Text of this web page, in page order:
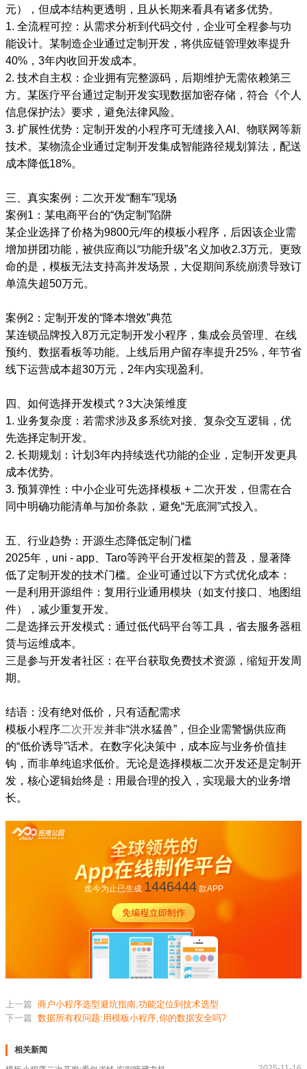
元），但成本结构更透明，且从长期来看具有诸多优势。
1. 全流程可控：从需求分析到代码交付，企业可全程参与功
能设计。某制造企业通过定制开发，将供应链管理效率提升
40%，3年内收回开发成本。
2. 技术自主权：企业拥有完整源码，后期维护无需依赖第三
方。某医疗平台通过定制开发实现数据加密存储，符合《个人
信息保护法》要求，避免法律风险。
3. 扩展性优势：定制开发的小程序可无缝接入AI、物联网等新
技术。某物流企业通过定制开发集成智能路径规划算法，配送
成本降低18%。
三、真实案例：二次开发“翻车”现场
案例1：某电商平台的“伪定制”陷阱
某企业选择了价格为9800元/年的模板小程序，后因该企业需
增加拼团功能，被供应商以“功能升级”名义加收2.3万元。更致
命的是，模板无法支持高并发场景，大促期间系统崩溃导致订
单流失超50万元。
案例2：定制开发的“降本增效”典范
某连锁品牌投入8万元定制开发小程序，集成会员管理、在线
预约、数据看板等功能。上线后用户留存率提升25%，年节省
线下运营成本超30万元，2年内实现盈利。
四、如何选择开发模式？3大决策维度
1. 业务复杂度：若需求涉及多系统对接、复杂交互逻辑，优
先选择定制开发。
2. 长期规划：计划3年内持续迭代功能的企业，定制开发更具
成本优势。
3. 预算弹性：中小企业可先选择模板 + 二次开发，但需在合
同中明确功能清单与加价条款，避免“无底洞”式投入。
五、行业趋势：开源生态降低定制门槛
2025年，uni - app、Taro等跨平台开发框架的普及，显著降
低了定制开发的技术门槛。企业可通过以下方式优化成本：
一是利用开源组件：复用行业通用模块（如支付接口、地图组
件），减少重复开发。
二是选择云开发模式：通过低代码平台等工具，省去服务器租
赁与运维成本。
三是参与开发者社区：在平台获取免费技术资源，缩短开发周
期。
结语：没有绝对低价，只有适配需求
模板小程序二次开发并非“洪水猛兽”，但企业需警惕供应商
的“低价诱导”话术。在数字化决策中，成本应与业务价值挂
钩，而非单纯追求低价。无论是选择模板二次开发还是定制开
发，核心逻辑始终是：用最合理的投入，实现最大的业务增
长。
迄今为止已生成 1446444款APP
上一篇 商户小程序选型避坑指南,功能定位到技术选型
下一篇 数据所有权问题:用模板小程序,你的数据安全吗?
相关新闻